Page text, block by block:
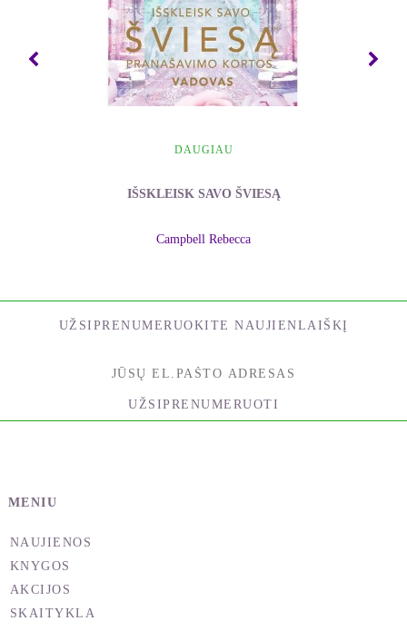
DAUGIAU
IŠSKLEISK SAVO ŠVIESĄ
Campbell Rebecca
UŽSIPRENUMERUOKITE NAUJIENLAIŠKĮ
UŽSIPRENUMERUOTI
MENIU
NAUJIENOS
KNYGOS
AKCIJOS
SKAITYKLA